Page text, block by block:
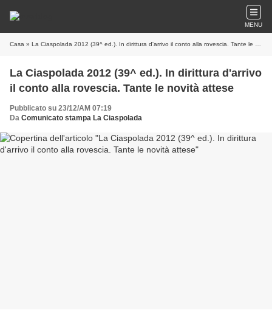
MENU
Casa » La Ciaspolada 2012 (39^ ed.). In dirittura d'arrivo il conto alla rovescia. Tante le novità attese
La Ciaspolada 2012 (39^ ed.). In dirittura d'arrivo
il conto alla rovescia. Tante le novità attese
Pubblicato su 23/12/AM 07:19
Da Comunicato stampa La Ciaspolada